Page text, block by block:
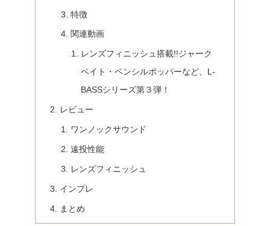
特徴
関連動画
レンズフィニッシュ搭載!!ジャーク
ベイト・ペンシルポッパーなど、L-
BASSシリーズ第３弾！
レビュー
ワンノックサウンド
遠投性能
レンズフィニッシュ
インプレ
まとめ